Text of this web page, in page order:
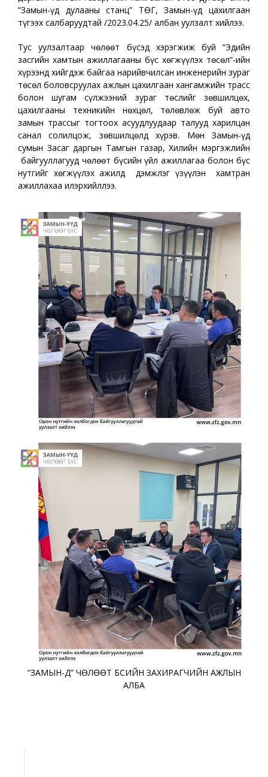
“Замын-Үүд дулааны станц” ТӨҮГ, Замын-Үүд цахилгаан
түгээх салбаруудтай /2023.04.25/ албан уулзалт хийлээ.
Тус уулзалтаар чөлөөт бүсэд хэрэгжиж буй “Эдийн
засгийн хамтын ажиллагааны бүс хөгжүүлэх төсөл”-ийн
хүрээнд хийгдэж байгаа нарийвчилсан инженерийн зураг
төсөл боловсруулах ажлын цахилгаан хангамжийн трасс
болон шугам сүлжээний зураг төслийг зөвшилцөх,
цахилгааны техникийн нөхцөл, төлөвлөж буй авто
замын трассыг тогтоох асуудлуудаар талууд харилцан
санал солилцож, зөвшилцөлд хүрэв. Мөн Замын-Үүд
сумын Засаг даргын Тамгын газар, Хилийн мэргэжлийн
байгууллагууд чөлөөт бүсийн үйл ажиллагаа болон бүс
нутгийг хөгжүүлэх ажилд дэмжлэг үзүүлэн хамтран
ажиллахаа илэрхийллээ.
“ЗАМЫН-ҮҮД” ЧӨЛӨӨТ БҮСИЙН ЗАХИРАГЧИЙН АЖЛЫН
АЛБА